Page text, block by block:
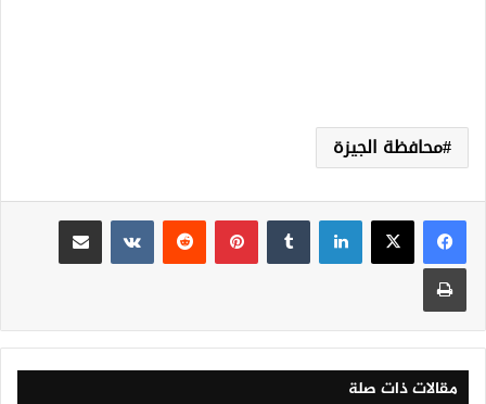
محافظة الجيزة
لينكدإن بينتيريست
مقالات ذات صلة